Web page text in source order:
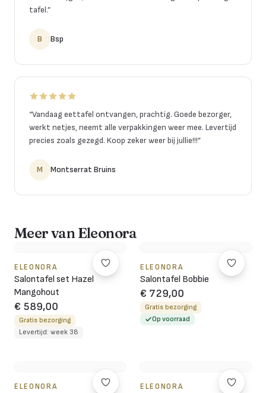
tafel.”
B Bsp
“Vandaag eettafel ontvangen, prachtig. Goede bezorger,
werkt netjes, neemt alle verpakkingen weer mee. Levertijd
precies zoals gezegd. Koop zeker weer bij jullie!!!”
M Montserrat Bruins
Meer van Eleonora
ELEONORA
Salontafel set Hazel
Mangohout
€ 589,00
Gratis bezorging
Levertijd: week 38
ELEONORA
Salontafel Bobbie
€ 729,00
Gratis bezorging
Op voorraad
ELEONORA ELEONORA